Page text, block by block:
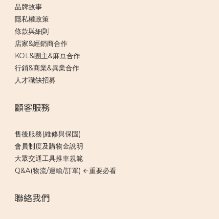
品牌故事
隱私權政策
條款與細則
店家&經銷商合作
KOL&團主&麻豆合作
行銷&商業&異業合作
人才職缺招募
顧客服務
售後服務(維修與保固)
會員制度及購物金說明
大眾交通工具推車規範
Q&A(物流/運輸/訂單) ←重要必看
聯絡我們